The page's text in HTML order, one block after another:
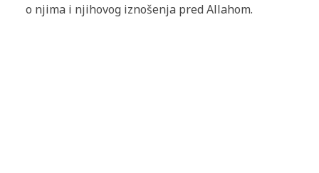
o njima i njihovog iznošenja pred Allahom.